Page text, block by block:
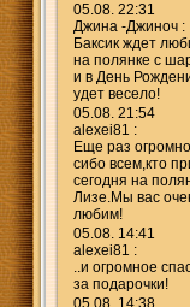
05.08. 22:31
Джина -Джиноч :
Баксик ждет
на полянке с
и в День
удет весело!
05.08. 21:54
alexei81 :
Еще раз
сибо всем,кто
сегодня на
Лизе.Мы вас
любим!
05.08. 14:41
alexei81 :
..и огромное
за подарочки!
05.08. 14:38